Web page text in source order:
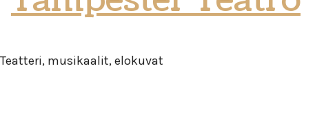
Teatro
Teatteri, musikaalit, elokuvat